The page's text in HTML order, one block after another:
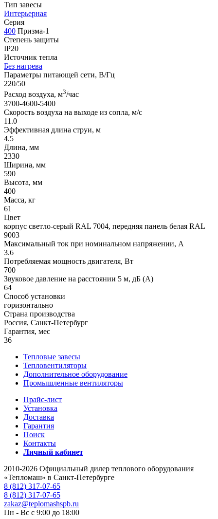
Тип завесы
Интерьерная
Серия
400 Призма-1
Степень защиты
IP20
Источник тепла
Без нагрева
Параметры питающей сети, В/Гц
220/50
Расход воздуха, м3/час
3700-4600-5400
Скорость воздуха на выходе из сопла, м/с
11.0
Эффективная длина струи, м
4.5
Длина, мм
2330
Ширина, мм
590
Высота, мм
400
Масса, кг
61
Цвет
корпус светло-серый RAL 7004, передняя панель белая RAL
9003
Максимальный ток при номинальном напряжении, A
3.6
Потребляемая мощность двигателя, Вт
700
Звуковое давление на расстоянии 5 м, дБ (A)
64
Способ установки
горизонтально
Страна производства
Россия, Санкт-Петербург
Гарантия, мес
36
Тепловые завесы
Тепловентиляторы
Дополнительное оборудование
Промышленные вентиляторы
Прайс-лист
Установка
Доставка
Гарантия
Поиск
Контакты
Личный кабинет
2010-2026 Официальный дилер теплового оборудования
«Тепломаш» в Санкт-Петербурге
8 (812) 317-07-65
8 (812) 317-07-65
zakaz@teplomashspb.ru
Пн - Вс с 9:00 до 18:00